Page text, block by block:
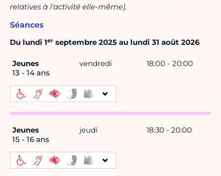
relatives à l'activité elle-même).
Séances
Du lundi 1er septembre 2025 au lundi 31 août 2026
Jeunes
13 - 14 ans
vendredi 18:00 - 20:00
Jeunes
15 - 16 ans
jeudi 18:30 - 20:00